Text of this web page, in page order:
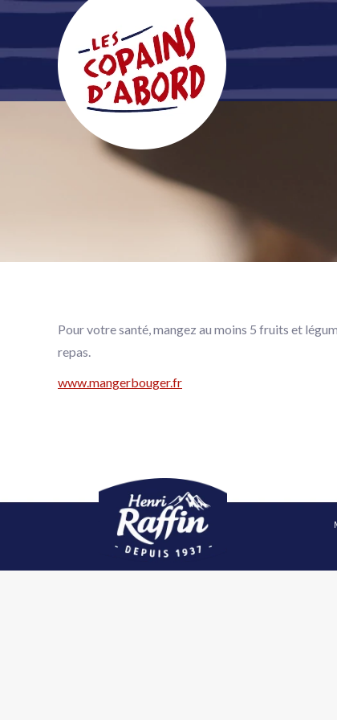
Pour votre santé, mangez au moins 5 fruits et
repas.
www.mangerbouger.fr